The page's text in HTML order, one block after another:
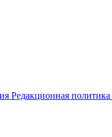
Редакционная политика